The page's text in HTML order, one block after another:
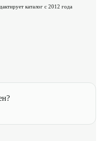
каталог с 2012 года